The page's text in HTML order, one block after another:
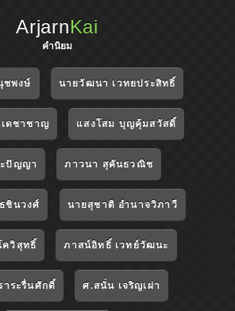
ArjarnKai
คำนิยม
ชพงษ์ นายวัฒนา เวทยประสิทธิ์
ดชาชาญ แสงโสม บุญคุ้มสวัสดิ์
ปัญญา ภาวนา สุคันธวณิช
ชินวงศ์ นายสุชาติ อำนาจวิภาวี
ควิสุทธิ์ ภาสน์อิทธิ์ เวทย์วัฒนะ
าระรื่นศักดิ์ ศ.สนั่น เจริญเผ่า